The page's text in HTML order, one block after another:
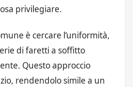
privilegiare.
è cercare l’uniformità,
di faretti a soffitto
Questo approccio
rendendolo simile a un